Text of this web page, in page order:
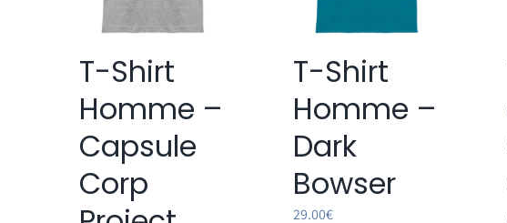
T-Shirt
Homme –
Capsule
Corp
T-Shirt
Homme –
Dark
Bowser
29.00€